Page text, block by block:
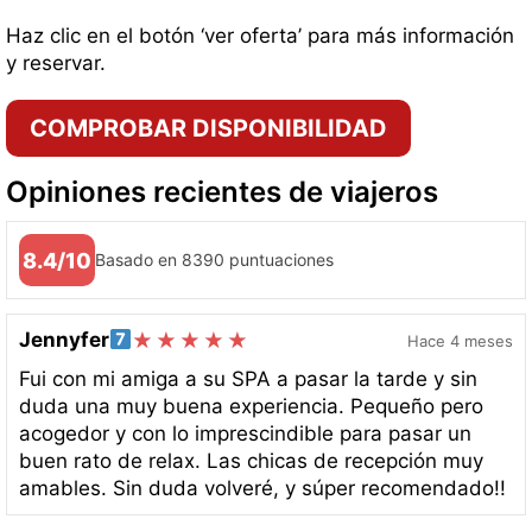
Haz clic en el botón ‘ver oferta’ para más información
y reservar.
COMPROBAR DISPONIBILIDAD
Opiniones recientes de viajeros
8.4/10 Basado en 8390 puntuaciones
Jennyfer Hace 4 meses
Fui con mi amiga a su SPA a pasar la tarde y sin
duda una muy buena experiencia. Pequeño pero
acogedor y con lo imprescindible para pasar un
buen rato de relax. Las chicas de recepción muy
amables. Sin duda volveré, y súper recomendado!!